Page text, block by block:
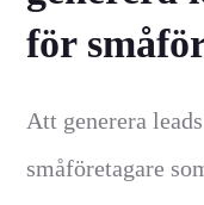
för
Att generera
småföretagare